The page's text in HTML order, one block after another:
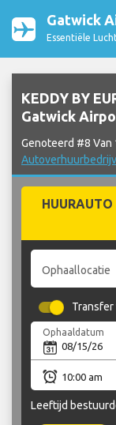
Gatwick
Essentiële
KEDDY BY
Gatwick
Genoteerd #8 Van
Ophaallocatie
Ophaaldatum
Leeftijd